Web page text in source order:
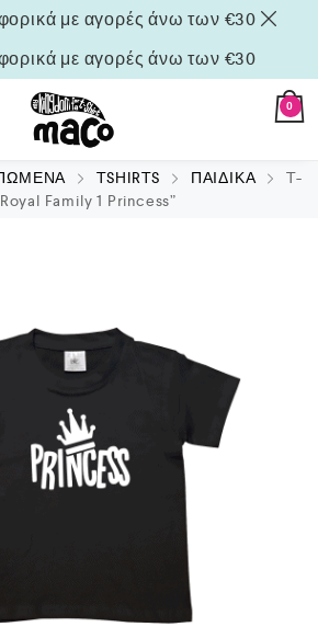
με αγορές άνω των €30
με αγορές άνω των €30
0
TSHIRTS ΠΑΙΔΙΚΑ
T-
Family 1 Princess”